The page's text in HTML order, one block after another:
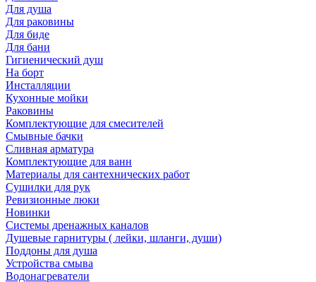
Для душа
Для раковины
Для биде
Для бани
Гигиенический душ
На борт
Инсталляции
Кухонные мойки
Раковины
Комплектующие для смесителей
Смывные бачки
Сливная арматура
Комплектующие для ванн
Материалы для сантехнических работ
Сушилки для рук
Ревизионные люки
Новинки
Системы дренажных каналов
Душевые гарнитуры ( лейки, шланги, души)
Поддоны для душа
Устройства смыва
Водонагреватели